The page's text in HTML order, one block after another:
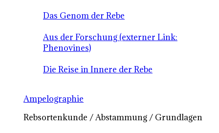
Das Genom der Rebe
Aus der Forschung (externer Link:
Phenovines)
Die Reise in Innere der Rebe
Ampelographie
Rebsortenkunde / Abstammung / Grundlagen